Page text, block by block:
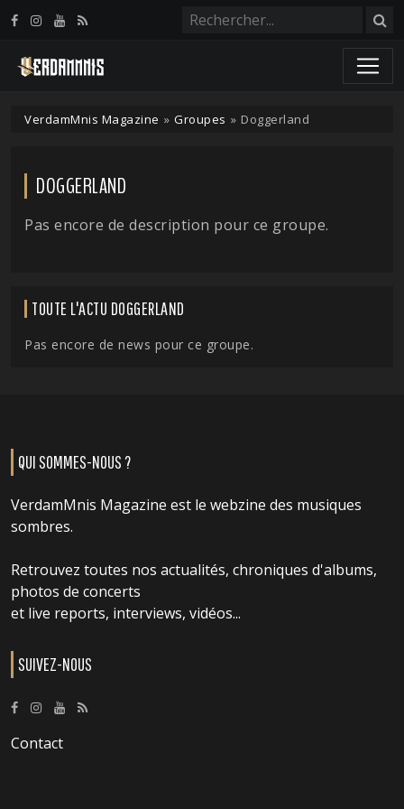
VerdamMnis Magazine » Groupes » Doggerland
DOGGERLAND
Pas encore de description pour ce groupe.
TOUTE L'ACTU DOGGERLAND
Pas encore de news pour ce groupe.
QUI SOMMES-NOUS ?
VerdamMnis Magazine est le webzine des musiques
sombres.
Retrouvez toutes nos actualités, chroniques d'albums,
photos de concerts
et live reports, interviews, vidéos...
SUIVEZ-NOUS
Contact
Panneau de gestion des cookies